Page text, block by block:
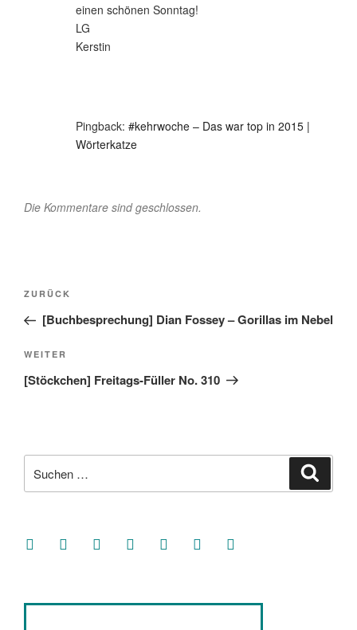
einen schönen Sonntag!
LG
Kerstin
Pingback: #kehrwoche – Das war top in 2015 |
Wörterkatze
Die Kommentare sind geschlossen.
Beitragsnavigation
Vorheriger
Beitrag
ZURÜCK
[Buchbesprechung] Dian Fossey – Gorillas im Nebel
Nächster
Beitrag
WEITER
[Stöckchen] Freitags-Füller No. 310
nach:
facebooksoundcloud
twitter mastodoninstagramthreads goodreads